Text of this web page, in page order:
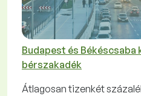
Budapest és
bérszakadék
Átlagosan tizenkét